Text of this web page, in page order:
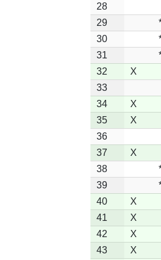
28
29
30
31
32
X
33
34
X
35
X
36
37
X
38
39
40
X
41
X
42
X
43
X